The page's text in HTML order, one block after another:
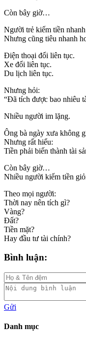
Còn bây giờ…
Người trẻ kiếm tiền
Nhưng cũng tiêu nhanh
Điện thoại đổi liên tục.
Xe đổi liên tục.
Du lịch liên tục.
Nhưng hỏi:
“Đã tích được bao nhiêu
Nhiều người im lặng.
Ông bà ngày xưa không
Nhưng rất hiểu:
Tiền phải biến thành tài
Còn bây giờ…
Nhiều người kiếm tiền
Theo mọi người:
Thời nay nên tích gì?
Vàng?
Đất?
Tiền mặt?
Hay đầu tư tài chính?
Bình luận:
Gửi
Danh mục